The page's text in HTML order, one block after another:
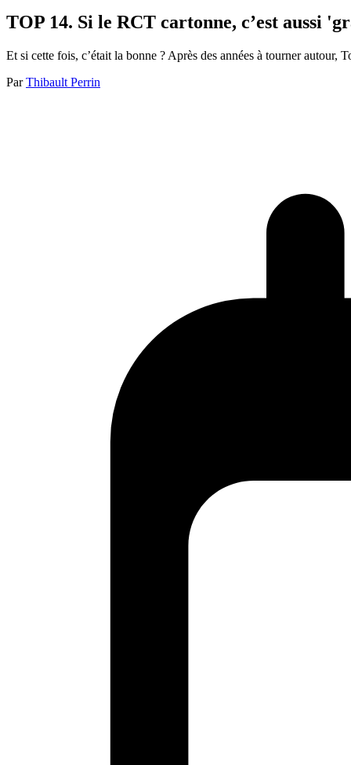
TOP 14. Si le RCT cartonne, c’est aussi
Et si cette fois, c’était la bonne ? Après des années à tourner
Par Thibault Perrin